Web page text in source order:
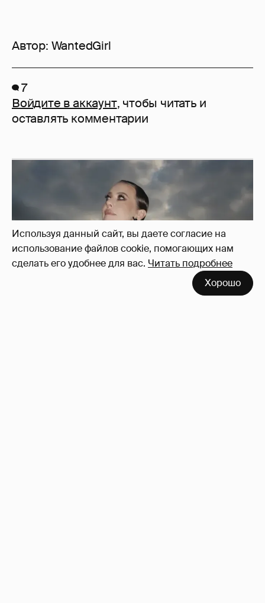
Используя данный сайт, вы даете согласие на
использование файлов cookie, помогающих нам
сделать его удобнее для вас. Читать подробнее
Хорошо
Автор: WantedGirl
7
Войдите в аккаунт, чтобы читать и
оставлять комментарии